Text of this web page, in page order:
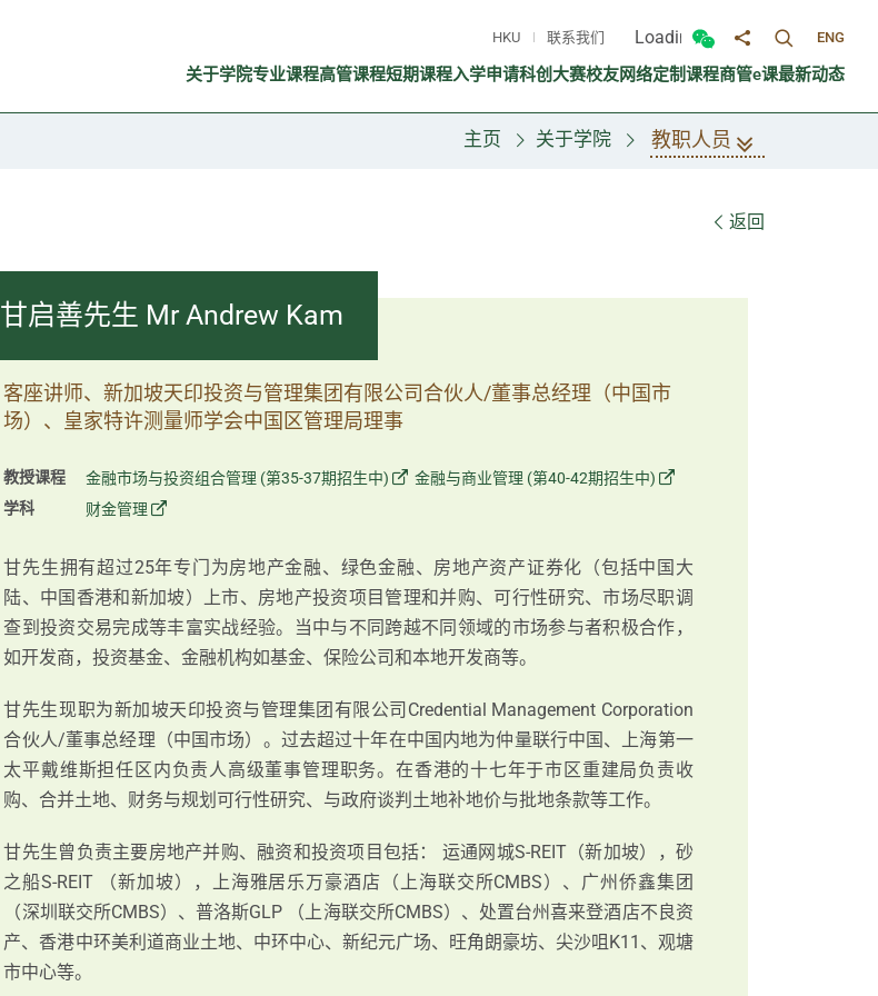
HKU 联系我们 Loading...
切换微信面板
分享至切换搜寻面
ENG
关于学院专业课程高管课程短期课程入学申请科创大赛校友网络定制课程商管e课最新动态
主页 关于学院 教职人员
返回
甘启善先生 Mr Andrew Kam
客座讲师、新加坡天印投资与管理集团有限公司合伙人/董事总经理（中国市
场）、皇家特许测量师学会中国区管理局理事
教授课程 金融市场与投资组合管理 (第35-37期招生中)
金融与商业管理 (第40-42期招生中)
学科
财金管理
甘先生拥有超过25年专门为房地产金融、绿色金融、房地产资产证券化（包括中国大
陆、中国香港和新加坡）上市、房地产投资项目管理和并购、可行性研究、市场尽职调
查到投资交易完成等丰富实战经验。当中与不同跨越不同领域的市场参与者积极合作，
如开发商，投资基金、金融机构如基金、保险公司和本地开发商等。
甘先生现职为新加坡天印投资与管理集团有限公司Credential Management Corporation
合伙人/董事总经理（中国市场）。过去超过十年在中国内地为仲量联行中国、上海第一
太平戴维斯担任区内负责人高级董事管理职务。在香港的十七年于市区重建局负责收
购、合并土地、财务与规划可行性研究、与政府谈判土地补地价与批地条款等工作。
甘先生曾负责主要房地产并购、融资和投资项目包括： 运通网城S-REIT（新加坡），砂
之船S-REIT （新加坡），上海雅居乐万豪酒店（上海联交所CMBS）、广州侨鑫集团
（深圳联交所CMBS）、普洛斯GLP （上海联交所CMBS）、处置台州喜来登酒店不良资
产、香港中环美利道商业土地、中环中心、新纪元广场、旺角朗豪坊、尖沙咀K11、观塘
市中心等。